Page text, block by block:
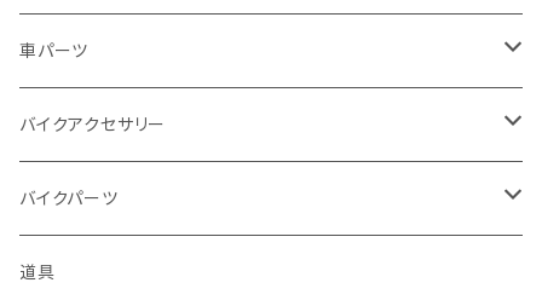
トライアンフ
アプリリア - APRILIA
ハーレーダビッドソン - Harley-Davidson
KTM
マツダ
ミツビシ
ダイハツ
スバル
スズキ
マツダ
ミツビシ
ダイハツ
トヨタ
日産
ホンダ
スズキ
車パーツ
ボンネット
ルーフ
ピラー
バイクアクセサリー
ホンダ
ヤマハ
バイクパーツ
排気系
道具